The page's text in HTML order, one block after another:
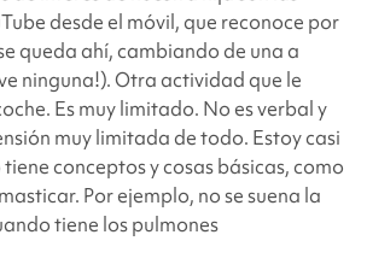
desde el móvil, que reconoce por
queda ahí, cambiando de una a
ninguna!). Otra actividad que le
Es muy limitado. No es verbal y
muy limitada de todo. Estoy casi
conceptos y cosas básicas, como
Por ejemplo, no se suena la
tiene los pulmones